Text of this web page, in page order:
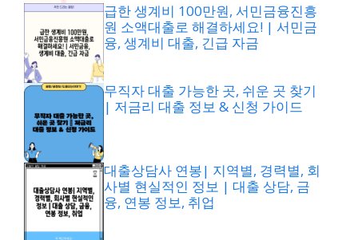
급한 생계비 100만원, 서민금융진흥
원 소액대출로 해결하세요! | 서민금
융, 생계비 대출, 긴급 자금
무직자 대출 가능한 곳, 쉬운 곳 찾기
| 저금리 대출 정보 & 신청 가이드
대출상담사 연봉| 지역별, 경력별, 회
사별 현실적인 정보 | 대출 상담, 금
융, 연봉 정보, 취업